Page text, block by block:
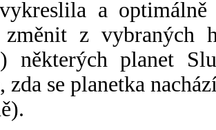
a
z vybraných
některých planet
zda se planetka